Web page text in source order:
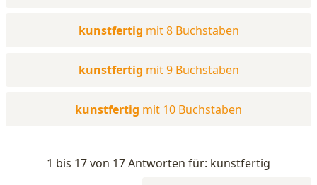
kunstfertig mit 8 Buchstaben
kunstfertig mit 9 Buchstaben
kunstfertig mit 10 Buchstaben
1 bis 17 von 17 Antworten für: kunstfertig